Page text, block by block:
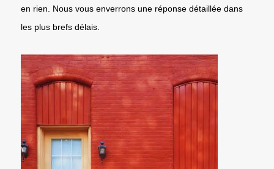
en rien. Nous vous enverrons une réponse détaillée dans
les plus brefs délais.